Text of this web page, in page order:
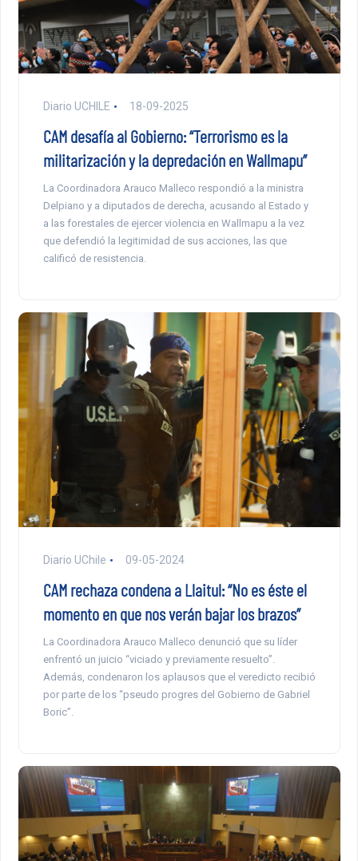
Diario UCHILE 18-09-2025
CAM desafía al Gobierno: “Terrorismo es la
militarización y la depredación en Wallmapu”
La Coordinadora Arauco Malleco respondió a la ministra
Delpiano y a diputados de derecha, acusando al Estado y
a las forestales de ejercer violencia en Wallmapu a la vez
que defendió la legitimidad de sus acciones, las que
calificó de resistencia.
Diario UChile 09-05-2024
CAM rechaza condena a Llaitul: “No es éste el
momento en que nos verán bajar los brazos”
La Coordinadora Arauco Malleco denunció que su líder
enfrentó un juicio “viciado y previamente resuelto”.
Además, condenaron los aplausos que el veredicto recibió
por parte de los “pseudo progres del Gobierno de Gabriel
Boric”.